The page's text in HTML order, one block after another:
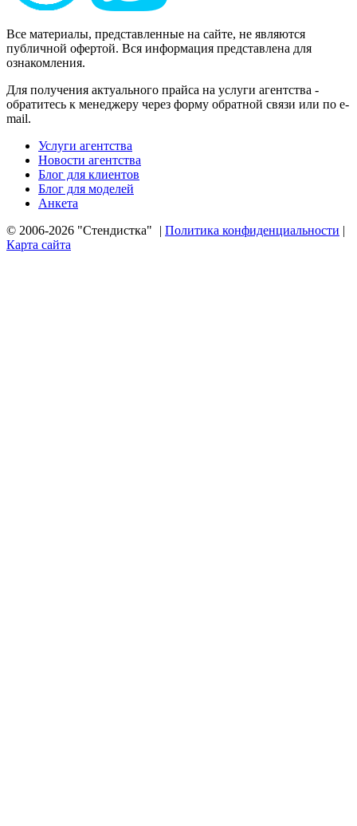
Все материалы, представленные на сайте, не являются
публичной офертой. Вся информация представлена для
ознакомления.
Для получения актуального прайса на услуги агентства -
обратитесь к менеджеру через форму обратной связи или по e-
mail.
Услуги агентства
Новости агентства
Блог для клиентов
Блог для моделей
Анкета
© 2006-2026 "Стендистка"
| Политика конфиденциальности |
Карта сайта